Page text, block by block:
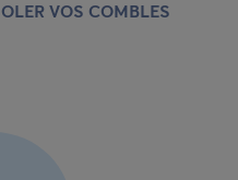
VOS COMBLES